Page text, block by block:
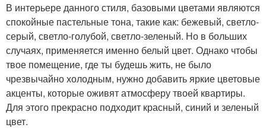
В интерьере данного стиля, базовыми цветами являются
спокойные пастельные тона, такие как: бежевый, светло-
серый, светло-голубой, светло-зеленый. Но в больших
случаях, применяется именно белый цвет. Однако чтобы
твое помещение, где ты будешь жить, не было
чрезвычайно холодным, нужно добавить яркие цветовые
акценты, которые оживят атмосферу твоей квартиры.
Для этого прекрасно подходит красный, синий и зеленый
цвет.